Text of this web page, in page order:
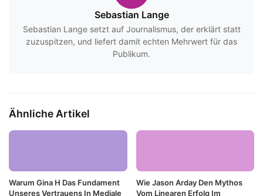
Sebastian Lange
Sebastian Lange setzt auf Journalismus, der erklärt statt
zuzuspitzen, und liefert damit echten Mehrwert für das
Publikum.
Ähnliche Artikel
Warum Gina H Das Fundament
Unseres Vertrauens In Mediale
Wie Jason Arday Den Mythos
Vom Linearen Erfolg Im